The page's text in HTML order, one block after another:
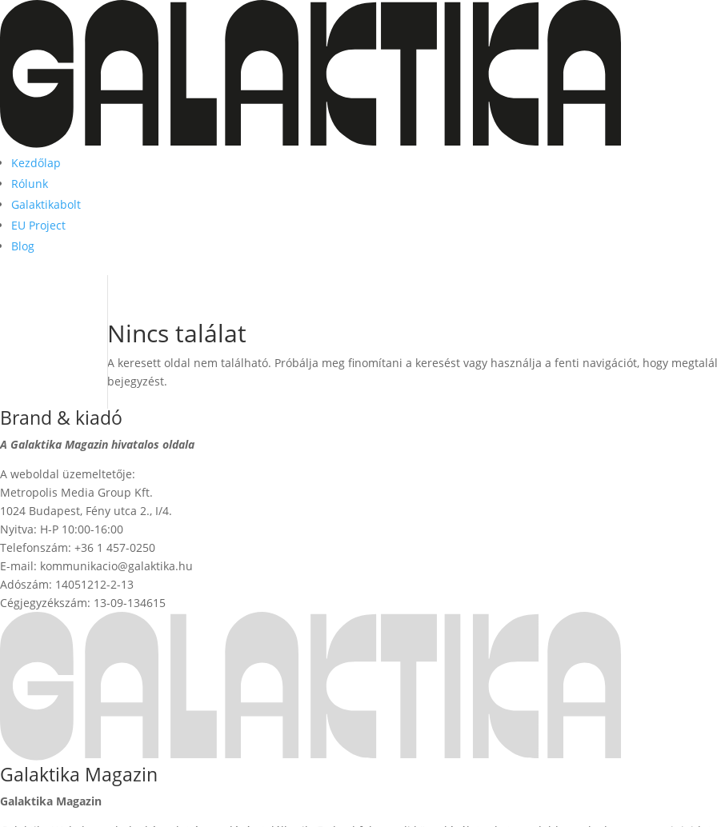
Kezdőlap
Rólunk
Galaktikabolt
EU Project
Blog
Nincs találat
A keresett oldal nem található. Próbálja meg finomítani a keresést vagy használja a fenti navigációt, hogy
bejegyzést.
Brand & kiadó
A Galaktika Magazin hivatalos oldala
A weboldal üzemeltetője:
Metropolis Media Group Kft.
1024 Budapest, Fény utca 2., I/4.
Nyitva: H-P 10:00-16:00
Telefonszám: +36 1 457-0250
E-mail: kommunikacio@galaktika.hu
Adószám: 14051212-2-13
Cégjegyzékszám: 13-09-134615
Galaktika Magazin
Galaktika Magazin